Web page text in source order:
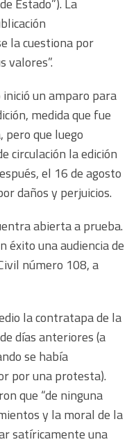
Estado”). La
la cuestiona por
valores”.
un amparo para
medida que fue
que luego
circulación la edición
el 16 de agosto
daños y perjuicios.
abierta a prueba.
éxito una audiencia de
número 108, a
la contratapa de la
días anteriores (a
se había
por una protesta).
que “de ninguna
y la moral de la
satíricamente una